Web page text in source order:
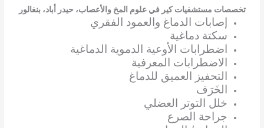
تخصصات مستشفيات كير في علوم المخ والأعصاب، حيدر أباد، بنغالور
إصابات الدماغ والعمود الفقري
سكتة دماغية
اضطرابات الأوعية الدموية الدماغية
الاضطرابات المعرفية
التحفيز العميق للدماغ
الخَرَف
خلل التوتر العضلي
جراحة الصرع